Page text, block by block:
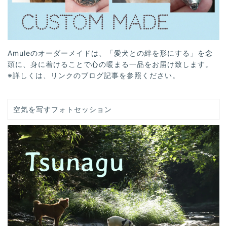
Amuleのオーダーメイドは、「愛犬との絆を形にする」を念
頭に、身に着けることで心の暖まる一品をお届け致します。
※詳しくは、リンクのブログ記事を参照ください。
空気を写すフォトセッション